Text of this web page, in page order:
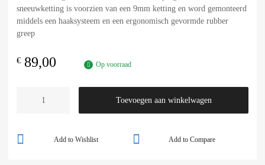
sneeuwketting is voorzien van een 9mm ketting en word gemonteerd
middels een haaksysteem en een ergonomisch gevormde rubber
greep
€ 89,00 Op voorraad
Toevoegen aan winkelwagen
Add to Compare
Add to Wishlist